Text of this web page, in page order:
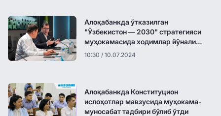
Алоқабанкда ўтказилган
"Ўзбекистон — 2030" стратегияси
муҳокамасида ходимлар йўналиш
ва вазифалар билан таништирилди
10:30 / 10.07.2024
Алоқабанкда Конституцион
ислоҳотлар мавзусида муҳокама-
муносабат тадбири бўлиб ўтди